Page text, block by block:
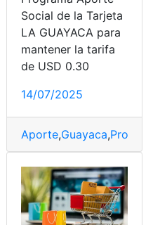
,Nueva,Tarifa,Visa
Social de la Tarjeta
LA GUAYACA para
mantener la tarifa
de USD 0.30
14/07/2025
Aporte,Guayaca,